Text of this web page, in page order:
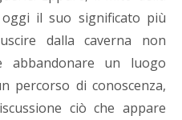
oggi il suo significato più
dalla caverna non
abbandonare un luogo
percorso di conoscenza,
ciò che appare